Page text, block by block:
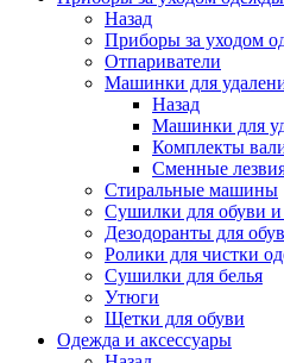
Назад
Приборы за уходом
Отпариватели
Машинки для
Назад
Машинки для
Комплекты
Сменные
Стиральные машины
Сушилки для обуви
Дезодоранты для
Ролики для чистки
Сушилки для белья
Утюги
Щетки для обуви
Одежда и аксессуары